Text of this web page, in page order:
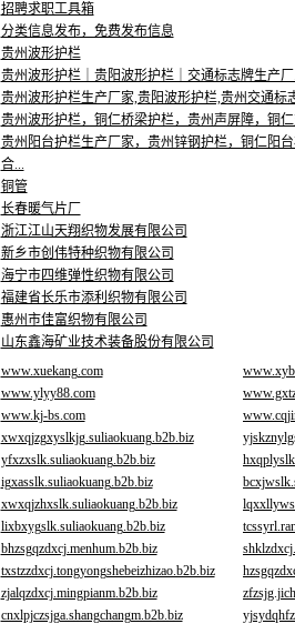
招聘求职工具箱
分类信息发布，免费发布信息
贵州波形护栏
贵州波形护栏｜贵阳波形护栏｜交通标志牌生产
贵州波形护栏生产厂家,贵阳波形护栏,贵州交通标
贵州波形护栏，铜仁桥梁护栏，贵州声屏障，铜
贵州阳台护栏生产厂家，贵州锌钢护栏，铜仁阳
合...
铜管
长春暖气片厂
浙江江山天翔织物发展有限公司
新乡市创伟特种织物有限公司
海宁市四维弹性织物有限公司
福建省长乐市添利织物有限公司
惠州市佳富织物有限公司
山东鑫海矿业技术装备股份有限公司
www.xuekang.com
www.ylyy88.com
www.kj-bs.com
xwxqjzgxyslkjg.suliaokuang.b2b.biz
yfxzxslk.suliaokuang.b2b.biz
igxasslk.suliaokuang.b2b.biz
xwxqjzhxslk.suliaokuang.b2b.biz
lixbxygslk.suliaokuang.b2b.biz
bhzsgqzdxcj.menhum.b2b.biz
txstzzdxcj.tongyongshebeizhizao.b2b.biz
zjalqzdxcj.mingpianm.b2b.biz
cnxlpjczsjga.shangchangm.b2b.biz